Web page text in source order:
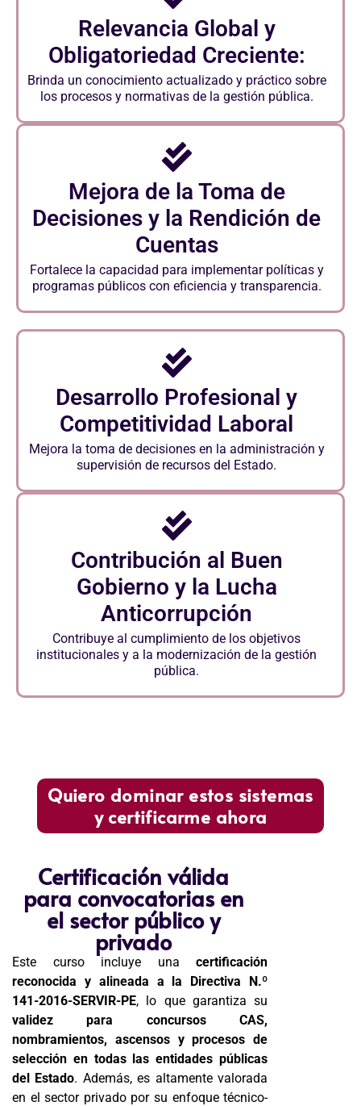
Relevancia Global y
Obligatoriedad Creciente:
Brinda un conocimiento actualizado y práctico sobre
los procesos y normativas de la gestión pública.
Mejora de la Toma de
Decisiones y la Rendición de
Cuentas
Fortalece la capacidad para implementar políticas y
programas públicos con eficiencia y transparencia.
Desarrollo Profesional y
Competitividad Laboral
Mejora la toma de decisiones en la administración y
supervisión de recursos del Estado.
Contribución al Buen
Gobierno y la Lucha
Anticorrupción
Contribuye al cumplimiento de los objetivos
institucionales y a la modernización de la gestión
pública.
Quiero dominar estos sistemas
y certificarme ahora
Certificación válida
para convocatorias en
el sector público y
privado
Este curso incluye unacertificación
reconocida y alineada a la Directiva N.º
141-2016-SERVIR-PE, lo que garantiza su
validez para concursos CAS,
nombramientos, ascensos y procesos de
selección en todas las entidades públicas
del Estado. Además, es altamente valorada
en el sector privado por su enfoque técnico-